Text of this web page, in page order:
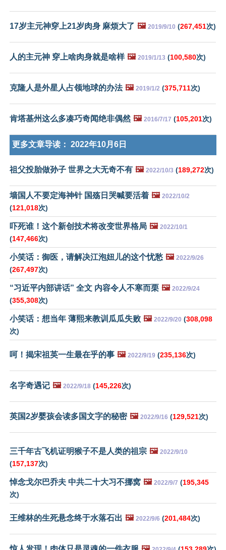
17岁主元神穿上21岁肉身 麻烦大了 🖼️ 2019/9/10 (267,451次)
人的主元神 穿上啥肉身就是啥样 🖼️ 2019/1/13 (100,580次)
克隆人是外星人占领地球的办法 🖼️ 2019/1/2 (375,711次)
肯塔基州这么多凑巧奇闻绝非偶然 🖼️ 2016/7/17 (105,201次)
更多文章导读： 2022年10月6日
祖父投胎做孙子 世界之大无奇不有 🖼️ 2022/10/3 (189,272次)
墙国人不要定海神针 国殇日哭喊要活着 🖼️ 2022/10/2
(121,018次)
吓死谁！这个新创技术将改变世界格局 🖼️ 2022/10/1
(147,466次)
小笑话：御医，请解决江泡妞儿的这个忧愁 🖼️ 2022/9/26
(267,497次)
“习近平内部讲话” 全文 内容令人不寒而栗 🖼️ 2022/9/24
(355,308次)
小笑话：想当年 薄熙来教训瓜瓜失败 🖼️ 2022/9/20 (308,098
次)
呵！揭宋祖英一生最在乎的事 🖼️ 2022/9/19 (235,136次)
名字奇遇记 🖼️ 2022/9/18 (145,226次)
英国2岁婴孩会读多国文字的秘密 🖼️ 2022/9/16 (129,521次)
三千年古飞机证明猴子不是人类的祖宗 🖼️ 2022/9/10
(157,137次)
悼念戈尔巴乔夫 中共二十大习不挪窝 🖼️ 2022/9/7 (195,345
次)
王维林的生死悬念终于水落石出 🖼️ 2022/9/6 (201,484次)